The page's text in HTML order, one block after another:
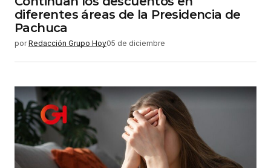
diferentes áreas de la Presidencia de
Pachuca
por Redacción Grupo Hoy05 de diciembre